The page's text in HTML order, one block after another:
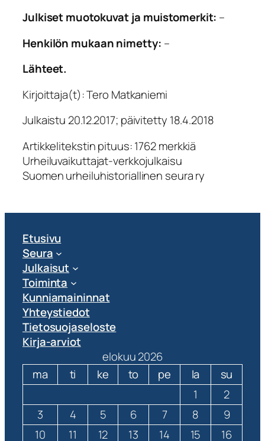
Julkiset muotokuvat ja muistomerkit: –
Henkilön mukaan nimetty: –
Lähteet.
Kirjoittaja(t): Tero Matkaniemi
Julkaistu 20.12.2017; päivitetty 18.4.2018
Artikkelitekstin pituus: 1762 merkkiä
Urheiluvaikuttajat-verkkojulkaisu
Suomen urheiluhistoriallinen seura ry
Etusivu
Seura
Julkaisut
Toiminta
Kunniamaininnat
Yhteystiedot
Tietosuojaseloste
Kirja-arviot
elokuu 2026
ma
ti ke to pe la
su
1
2
3
4 5 6 7 8
9
10
11 12 13 14 15 16